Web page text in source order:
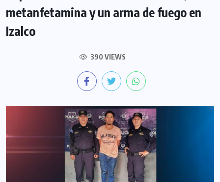
metanfetamina y un arma de fuego en
Izalco
390 VIEWS